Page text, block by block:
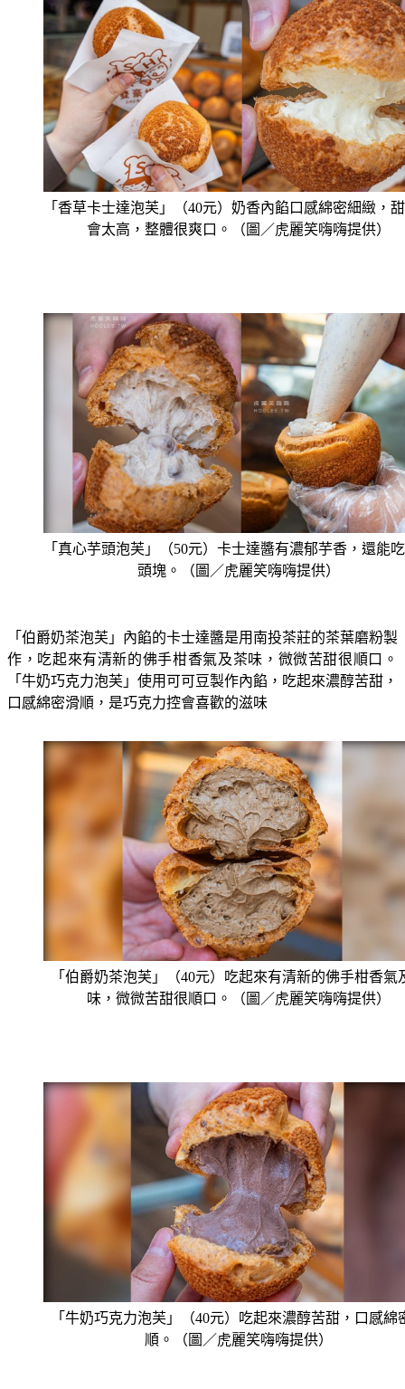
「香草卡士達泡芙」（40元）奶香內餡口感綿密細緻，
會太高，整體很爽口。（圖／虎麗笑嗨嗨提供）
「真心芋頭泡芙」（50元）卡士達醬有濃郁芋香，還能
頭塊。（圖／虎麗笑嗨嗨提供）
「伯爵奶茶泡芙」內餡的卡士達醬是用南投茶莊的茶葉磨粉製
作，吃起來有清新的佛手柑香氣及茶味，微微苦甜很順口。
「牛奶巧克力泡芙」使用可可豆製作內餡，吃起來濃醇苦甜，
口感綿密滑順，是巧克力控會喜歡的滋味
「伯爵奶茶泡芙」（40元）吃起來有清新的佛手柑香氣
味，微微苦甜很順口。（圖／虎麗笑嗨嗨提供）
「牛奶巧克力泡芙」（40元）吃起來濃醇苦甜，口感綿
順。（圖／虎麗笑嗨嗨提供）